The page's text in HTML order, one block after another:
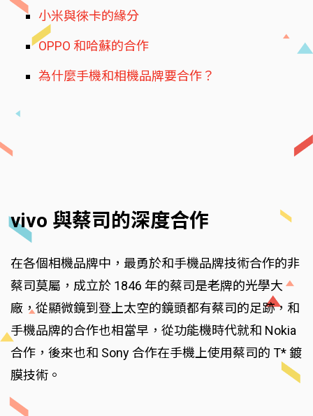
小米與徠卡的緣分
OPPO 和哈蘇的合作
為什麼手機和相機品牌要合作？
vivo 與蔡司的深度合作
在各個相機品牌中，最勇於和手機品牌技術合作的非
蔡司莫屬，成立於 1846 年的蔡司是老牌的光學大
廠，從顯微鏡到登上太空的鏡頭都有蔡司的足跡，和
手機品牌的合作也相當早，從功能機時代就和 Nokia
合作，後來也和 Sony 合作在手機上使用蔡司的 T* 鍍
膜技術。